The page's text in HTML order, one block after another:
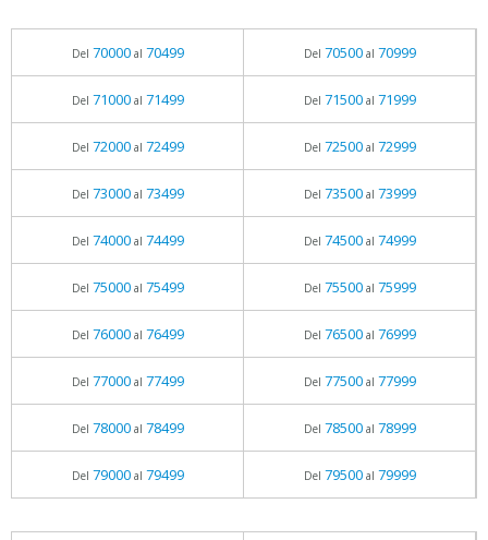
Del 70000al 70499 Del 70500al 70999
Del 71000al 71499 Del 71500al 71999
Del 72000al 72499 Del 72500al 72999
Del 73000al 73499 Del 73500al 73999
Del 74000al 74499 Del 74500al 74999
Del 75000al 75499 Del 75500al 75999
Del 76000al 76499 Del 76500al 76999
Del 77000al 77499 Del 77500al 77999
Del 78000al 78499 Del 78500al 78999
Del 79000al 79499 Del 79500al 79999